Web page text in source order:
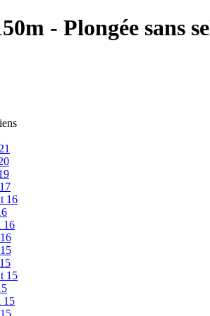
- Plongée sans
16
16
15
15